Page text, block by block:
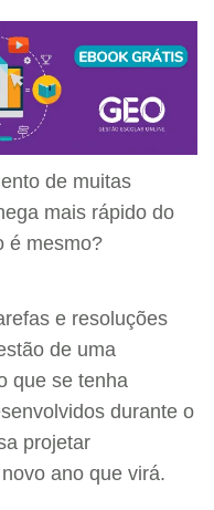
de muitas
mais rápido do
é mesmo?
e resoluções
de uma
que se tenha
durante o
projetar
ano que virá.